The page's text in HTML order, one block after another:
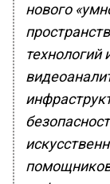
нового
технологий